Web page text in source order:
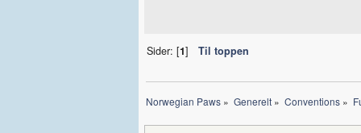
Sider: [1] Til toppen
Norwegian Paws » Generelt» Conventions»